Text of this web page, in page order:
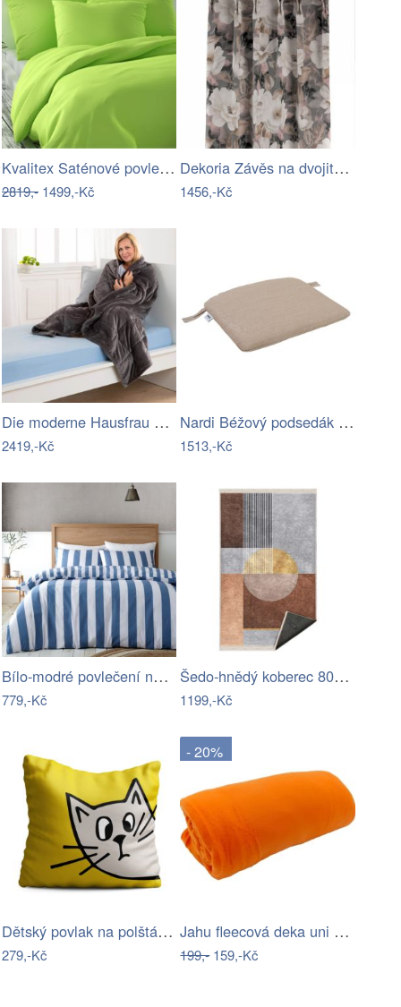
Kvalitex Saténové povlečení Luxury…
2819,- 1499,-Kč
Dekoria Závěs na dvojitých hačcích flex…
1456,-Kč
Die moderne Hausfrau Terapeutická deka,…
2419,-Kč
Nardi Béžový podsedák Doga 40 x 37,5 cm
1513,-Kč
Bílo-modré povlečení na dvoulůžko…
779,-Kč
Šedo-hnědý koberec 80x150 cm – Mila Home
1199,-Kč
Dětský povlak na polštář 40x40 cm – OYO…
279,-Kč
- 20%
Jahu fleecová deka uni oranžová 150x200…
199,-159,-Kč